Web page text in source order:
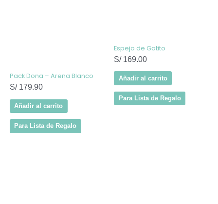
Pack Dona – Arena Blanco
S/179.90
Añadir al carrito
Para Lista de Regalo
Espejo de Gatito
S/169.00
Añadir al carrito
Para Lista de Regalo